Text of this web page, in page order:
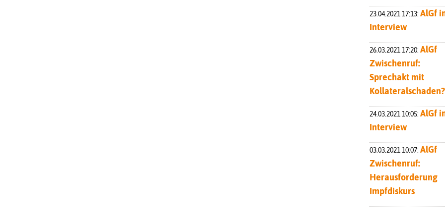
23.04.2021 17:13: AlGf
Interview
26.03.2021 17:20: AlGf
Zwischenruf:
Sprechakt mit
Kollateralschaden?
24.03.2021 10:05: AlGf
Interview
03.03.2021 10:07: AlGf
Zwischenruf:
Herausforderung
Impfdiskurs